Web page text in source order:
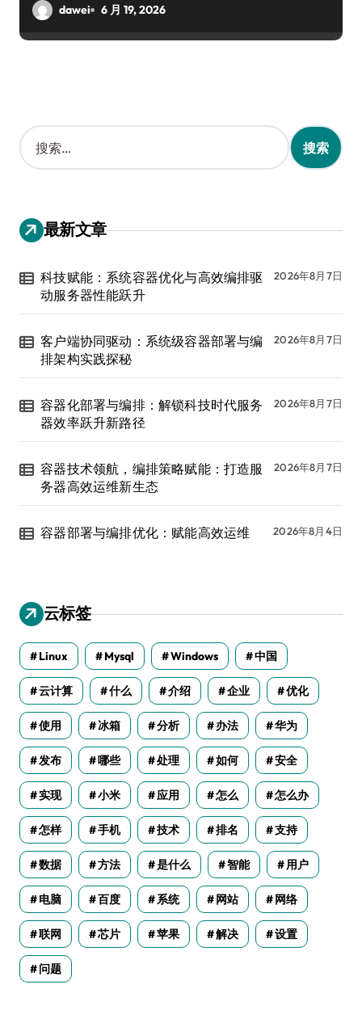
dawei 6 月 19, 2026
搜
索
：
最新文章
科技赋能：系统容器优化与高效编排驱
动服务器性能跃升
2026年8月7日
客户端协同驱动：系统级容器部署与编
排架构实践探秘
2026年8月7日
容器化部署与编排：解锁科技时代服务
器效率跃升新路径
2026年8月7日
容器技术领航，编排策略赋能：打造服
务器高效运维新生态
2026年8月7日
容器部署与编排优化：赋能高效运维 2026年8月4日
云标签
Linux Mysql Windows 中国
云计算 什么 介绍 企业 优化
使用 冰箱 分析 办法 华为
发布 哪些 处理 如何 安全
实现 小米 应用 怎么 怎么办
怎样 手机 技术 排名 支持
数据 方法 是什么 智能 用户
电脑 百度 系统 网站 网络
联网 芯片 苹果 解决 设置
问题